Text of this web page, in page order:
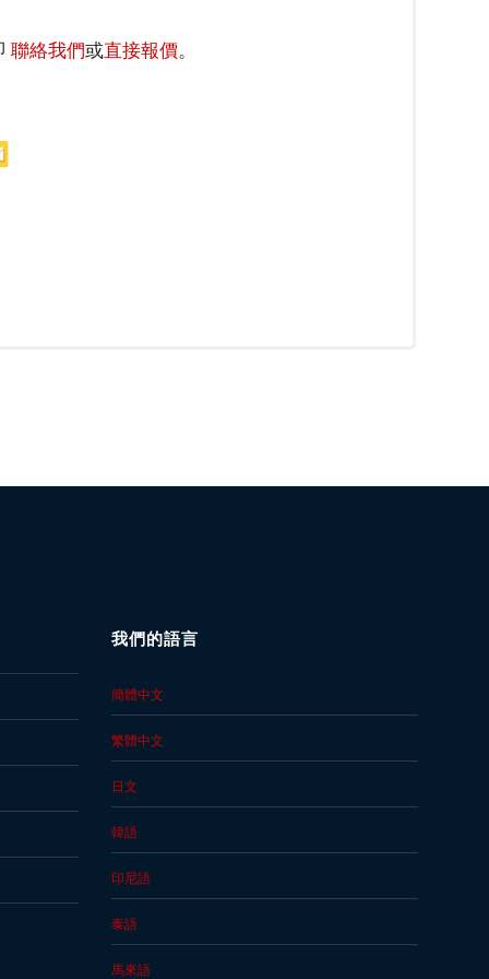
聯絡我們或直接報價。
我們的語言
簡體中文
繁體中文
日文
韓語
印尼語
泰語
馬來語